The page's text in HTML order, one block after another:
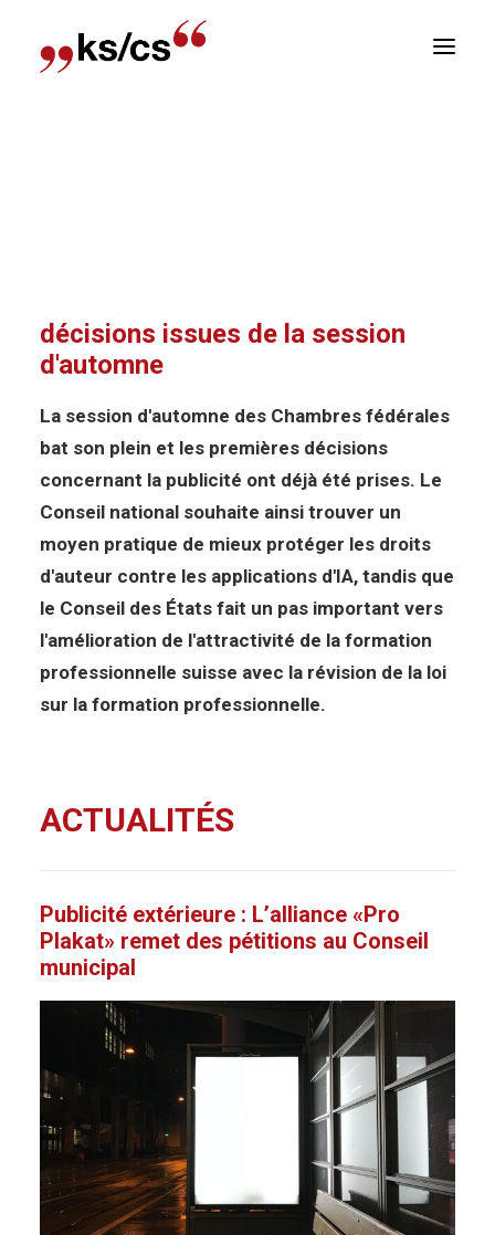
décisions issues de la session
d'automne
La session d'automne des Chambres fédérales
bat son plein et les premières décisions
concernant la publicité ont déjà été prises. Le
Conseil national souhaite ainsi trouver un
moyen pratique de mieux protéger les droits
d'auteur contre les applications d'IA, tandis que
le Conseil des États fait un pas important vers
l'amélioration de l'attractivité de la formation
professionnelle suisse avec la révision de la loi
sur la formation professionnelle.
ACTUALITÉS
Publicité extérieure : L’alliance «Pro
Plakat» remet des pétitions au Conseil
municipal